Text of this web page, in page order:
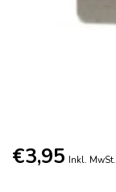
€3,95 Inkl. MwSt.